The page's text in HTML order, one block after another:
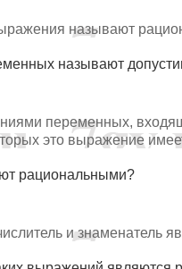
называют
называют
переменных,
это выражение
рациональными?
и знаменатель